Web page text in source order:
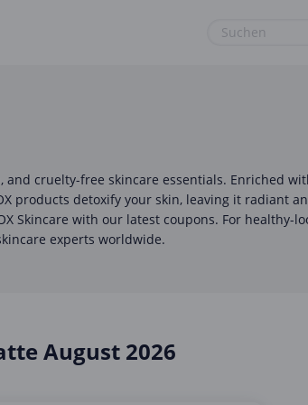
& Internet
and cruelty-free skincare essentials. Enriched
products detoxify your skin, leaving it radiant
Skincare with our latest coupons. For healthy-
experts worldwide.
August 2026